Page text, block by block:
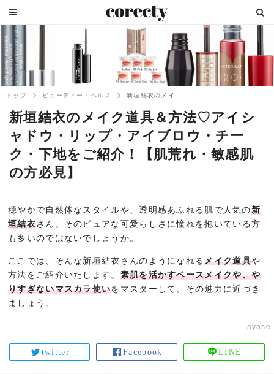
トップ ビューティー・ヘルス
新垣結衣のメイク道具＆方法♡アイシ
ャドウ・リップ・アイブロウ・チー
ク・下地をご紹介！【肌荒れ・敏感肌
の方必見】
穏やかで自然体なスタイルや、透明感あふれる肌で人気の新
垣結衣さん。そのピュアな可愛らしさに憧れを抱いている方
も多いのではないでしょうか。
ここでは、そんな新垣結衣さんのようになれるメイク道具や
方法をご紹介いたします。 素肌を活かすベースメイクや、や
りすぎないマスカラ使いをマスターして、その魅力に近づき
ましょう。
ayase
twitter Facebook LINE